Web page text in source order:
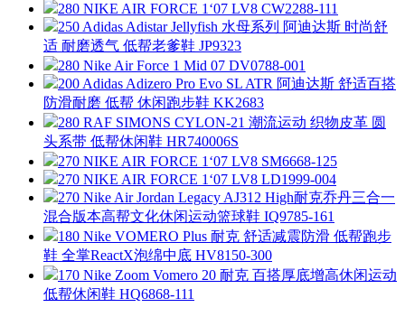
280 NIKE AIR FORCE 1‘07 LV8 CW2288-111
250 Adidas Adistar Jellyfish 水母系列 阿迪达斯 时尚舒
适 耐磨透气 低帮老爹鞋 JP9323
280 Nike Air Force 1 Mid 07 DV0788-001
200 Adidas Adizero Pro Evo SL ATR 阿迪达斯 舒适百搭
防滑耐磨 低帮 休闲跑步鞋 KK2683
280 RAF SIMONS CYLON-21 潮流运动 织物皮革 圆
头系带 低帮休闲鞋 HR740006S
270 NIKE AIR FORCE 1‘07 LV8 SM6668-125
270 NIKE AIR FORCE 1‘07 LV8 LD1999-004
270 Nike Air Jordan Legacy AJ312 High耐克乔丹三合一
混合版本高帮文化休闲运动篮球鞋 IQ9785-161
180 Nike VOMERO Plus 耐克 舒适减震防滑 低帮跑步
鞋 全掌ReactX泡绵中底 HV8150-300
170 Nike Zoom Vomero 20 耐克 百搭厚底增高休闲运动
低帮休闲鞋 HQ6868-111